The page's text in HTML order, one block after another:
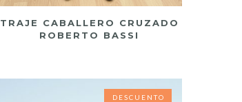
TRAJE CABALLERO CRUZADO
ROBERTO BASSI
DESCUENTO
DESCUENTO